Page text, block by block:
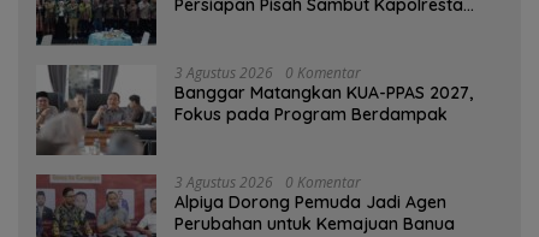
Persiapan Pisah Sambut Kapolresta
3 Agustus 2026 0 Komentar
‎Banggar Matangkan KUA-PPAS 2027,
Fokus pada Program Berdampak
3 Agustus 2026 0 Komentar
‎Alpiya Dorong Pemuda Jadi Agen
Perubahan untuk Kemajuan Banua ‎